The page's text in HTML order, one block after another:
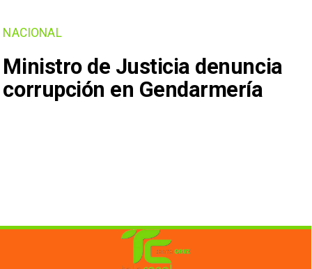
NACIONAL
Ministro de Justicia denuncia
corrupción en Gendarmería